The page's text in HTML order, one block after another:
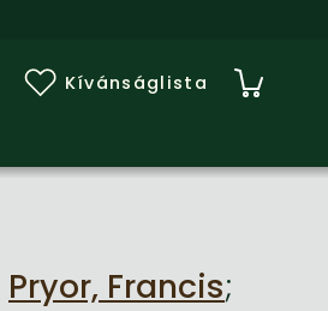
Kívánságlista
Pryor, Francis;